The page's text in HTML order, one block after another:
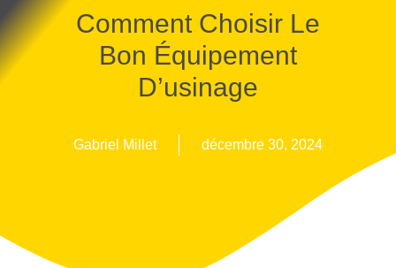
Comment Choisir Le
Bon Équipement
D’usinage
Gabriel Millet décembre 30, 2024